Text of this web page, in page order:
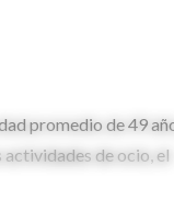
promedio de 49
actividades de ocio, el